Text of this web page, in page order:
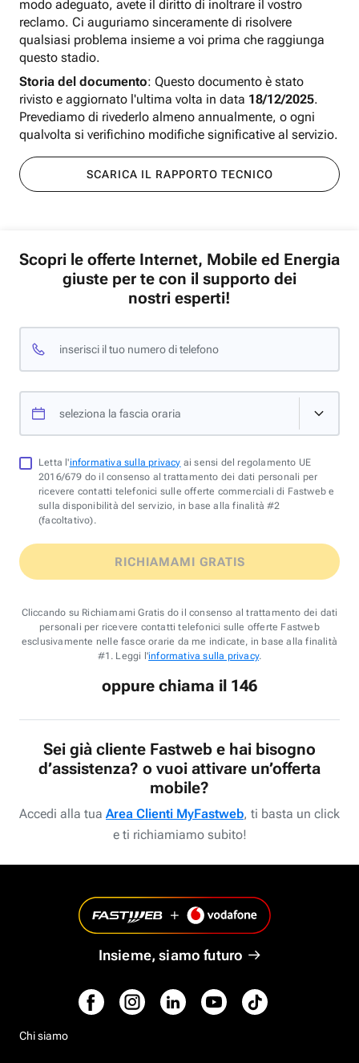
modo adeguato, avete il diritto di inoltrare il vostro
reclamo. Ci auguriamo sinceramente di risolvere
qualsiasi problema insieme a voi prima che raggiunga
questo stadio.
Storia del documento: Questo documento è stato
rivisto e aggiornato l'ultima volta in data 18/12/2025.
Prevediamo di rivederlo almeno annualmente, o ogni
qualvolta si verifichino modifiche significative al servizio.
SCARICA IL RAPPORTO TECNICO
Scopri le offerte Internet, Mobile ed Energia
giuste per te con il supporto dei
nostri esperti!
inserisci il tuo numero di telefono
seleziona la fascia oraria
Letta l'informativa sulla privacy ai sensi del regolamento UE
2016/679 do il consenso al trattamento dei dati personali per
ricevere contatti telefonici sulle offerte commerciali di Fastweb e
sulla disponibilità del servizio, in base alla finalità #2
(facoltativo).
RICHIAMAMI GRATIS
Cliccando su Richiamami Gratis do il consenso al trattamento dei dati
personali per ricevere contatti telefonici sulle offerte Fastweb
esclusivamente nelle fasce orarie da me indicate, in base alla finalità
#1. Leggi l'informativa sulla privacy.
oppure chiama il 146
Sei già cliente Fastweb e hai bisogno
d’assistenza? o vuoi attivare un’offerta
mobile?
Accedi alla tua Area Clienti MyFastweb, ti basta un click
e ti richiamiamo subito!
Insieme, siamo futuro
Chi siamo